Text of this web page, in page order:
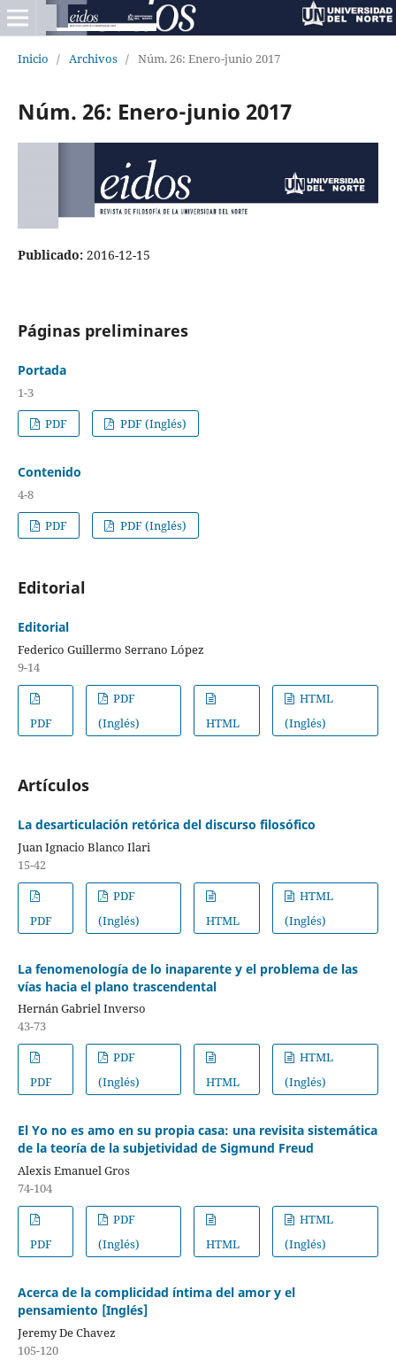
Inicio / Archivos / Núm. 26: Enero-junio 2017
Núm. 26: Enero-junio 2017
Publicado: 2016-12-15
Páginas preliminares
Portada
1-3
PDF
PDF (Inglés)
Contenido
4-8
PDF
PDF (Inglés)
Editorial
Editorial
Federico Guillermo Serrano López
9-14
PDF
PDF
(Inglés)
HTML
HTML
(Inglés)
Artículos
La desarticulación retórica del discurso filosófico
Juan Ignacio Blanco Ilari
15-42
PDF
PDF
(Inglés)
HTML
HTML
(Inglés)
La fenomenología de lo inaparente y el problema de las
vías hacia el plano trascendental
Hernán Gabriel Inverso
43-73
PDF
PDF
(Inglés)
HTML
HTML
(Inglés)
El Yo no es amo en su propia casa: una revisita sistemática
de la teoría de la subjetividad de Sigmund Freud
Alexis Emanuel Gros
74-104
PDF
PDF
(Inglés)
HTML
HTML
(Inglés)
Acerca de la complicidad íntima del amor y el
pensamiento [Inglés]
Jeremy De Chavez
105-120